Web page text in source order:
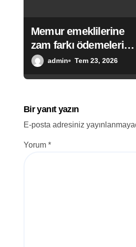
Memur emeklilerine
zam farkı ödemeleri
yarın yapılacak
admin Tem 23, 2026
Bir yanıt yazın
E-posta adresiniz
Yorum *